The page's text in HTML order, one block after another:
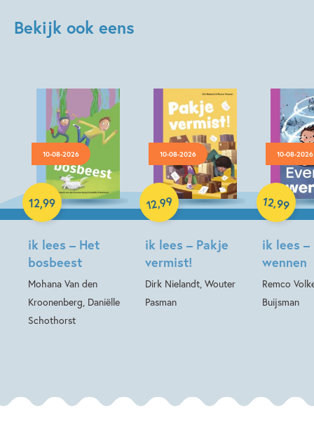
Bekijk ook eens
10-08-2026
ik lees – Het
bosbeest
Mohana Van den
Kroonenberg, Daniëlle
Schothorst
12,99
Hardcover
10-08-2026
ik lees – Pakje
vermist!
Dirk Nielandt, Wouter
Pasman
12,99
Hardcover
10-08-2026
ik lees –
wennen
Remco
Buijsman
12,99
Hardcover